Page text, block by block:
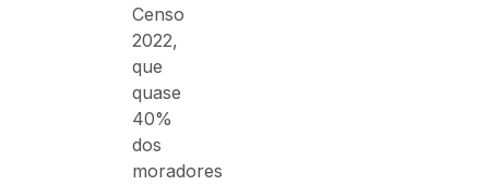
Censo
2022,
que
quase
40%
dos
moradores